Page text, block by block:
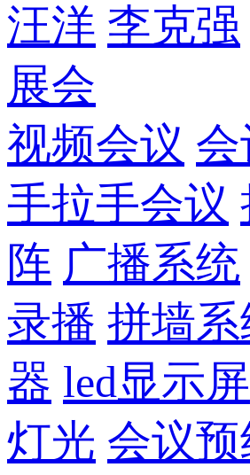
汪洋 李克强
展会
视频会议
手拉手会议
阵 广播系统
录播 拼墙系
器 led显示屏
灯光 会议预